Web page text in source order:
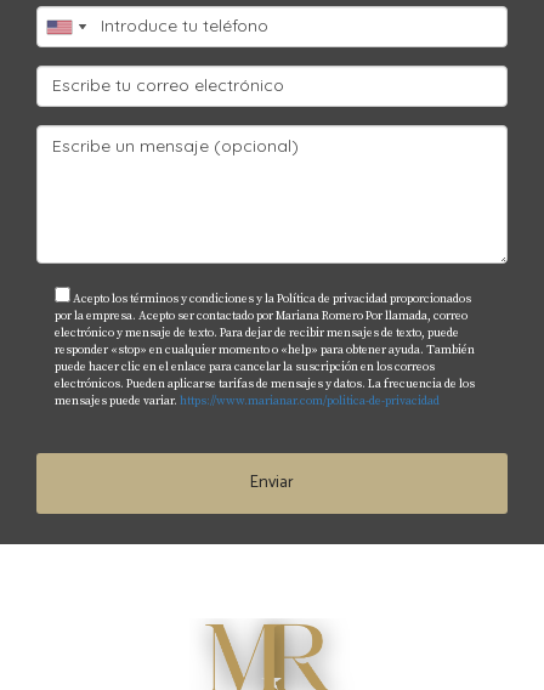
Acepto los términos y condiciones y la Política de privacidad proporcionados
por la empresa. Acepto ser contactado por Mariana Romero Por llamada, correo
electrónico y mensaje de texto. Para dejar de recibir mensajes de texto, puede
responder «stop» en cualquier momento o «help» para obtener ayuda. También
puede hacer clic en el enlace para cancelar la suscripción en los correos
electrónicos. Pueden aplicarse tarifas de mensajes y datos. La frecuencia de los
mensajes puede variar. https://www.marianar.com/politica-de-privacidad
Enviar